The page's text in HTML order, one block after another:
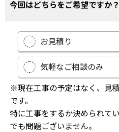
今回はどちらをご希望ですか？
お見積り
気軽なご相談のみ
※現在工事の予定はなく、見
です。
特に工事をするか決められて
でも問題ございません。